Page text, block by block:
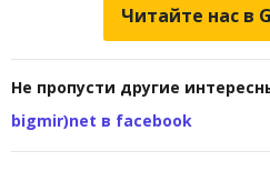
Читайте нас в
Не пропусти другие
bigmir)net в facebook